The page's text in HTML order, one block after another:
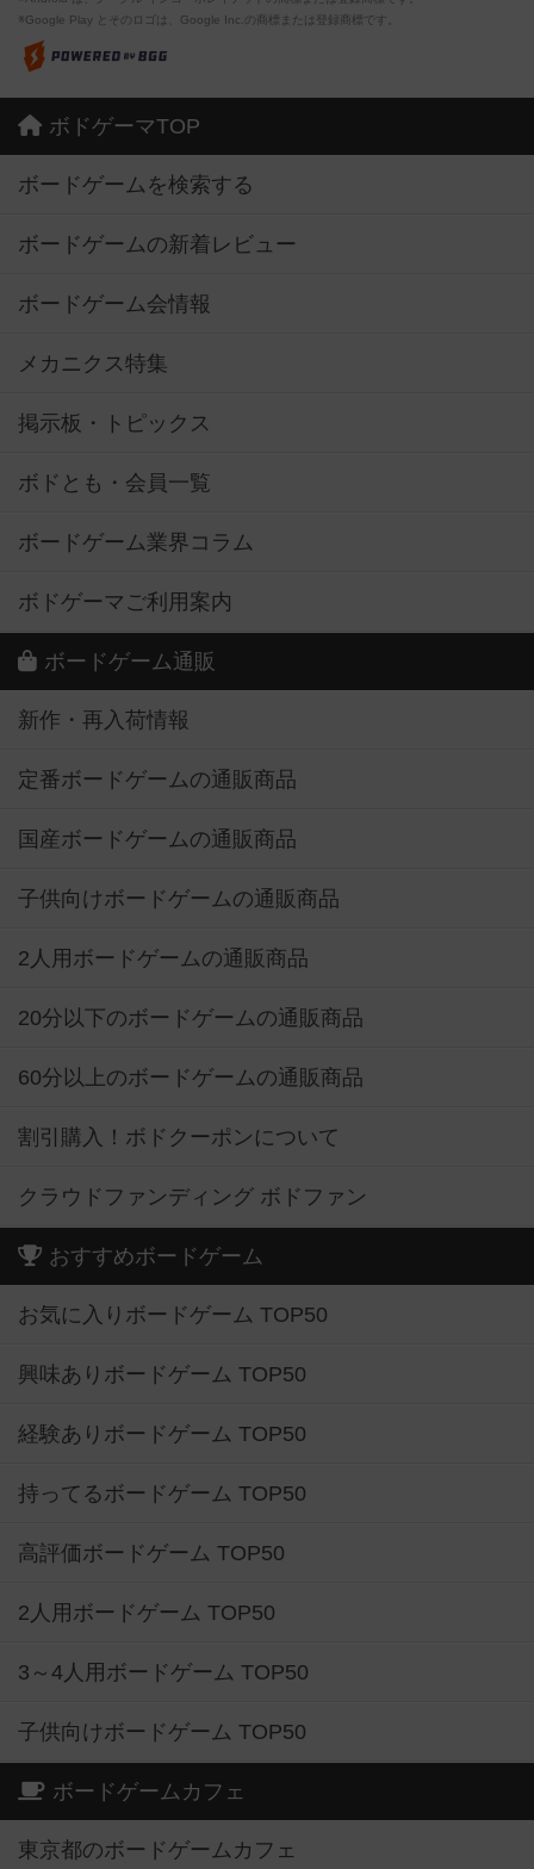
※Google Play とそのロゴは、Google Inc.の商標または登録商標です。
ボドゲーマTOP
ボードゲームを検索する
ボードゲームの新着レビュー
ボードゲーム会情報
メカニクス特集
掲示板・トピックス
ボドとも・会員一覧
ボードゲーム業界コラム
ボドゲーマご利用案内
ボードゲーム通販
新作・再入荷情報
定番ボードゲームの通販商品
国産ボードゲームの通販商品
子供向けボードゲームの通販商品
2人用ボードゲームの通販商品
20分以下のボードゲームの通販商品
60分以上のボードゲームの通販商品
割引購入！ボドクーポンについて
クラウドファンディング ボドファン
おすすめボードゲーム
お気に入りボードゲーム TOP50
興味ありボードゲーム TOP50
経験ありボードゲーム TOP50
持ってるボードゲーム TOP50
高評価ボードゲーム TOP50
2人用ボードゲーム TOP50
3～4人用ボードゲーム TOP50
子供向けボードゲーム TOP50
ボードゲームカフェ
東京都のボードゲームカフェ